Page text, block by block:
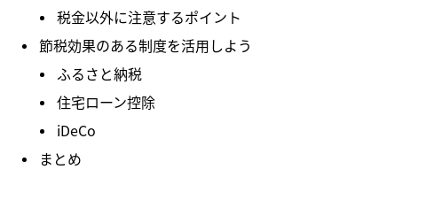
税金以外に注意するポイント
節税効果のある制度を活用しよう
ふるさと納税
住宅ローン控除
iDeCo
まとめ